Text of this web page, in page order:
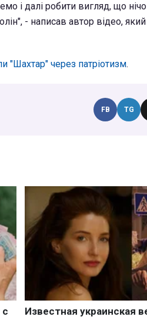
і далі робити вигляд, що
- написав автор відео,
"Шахтар" через патріотизм.
FB TG